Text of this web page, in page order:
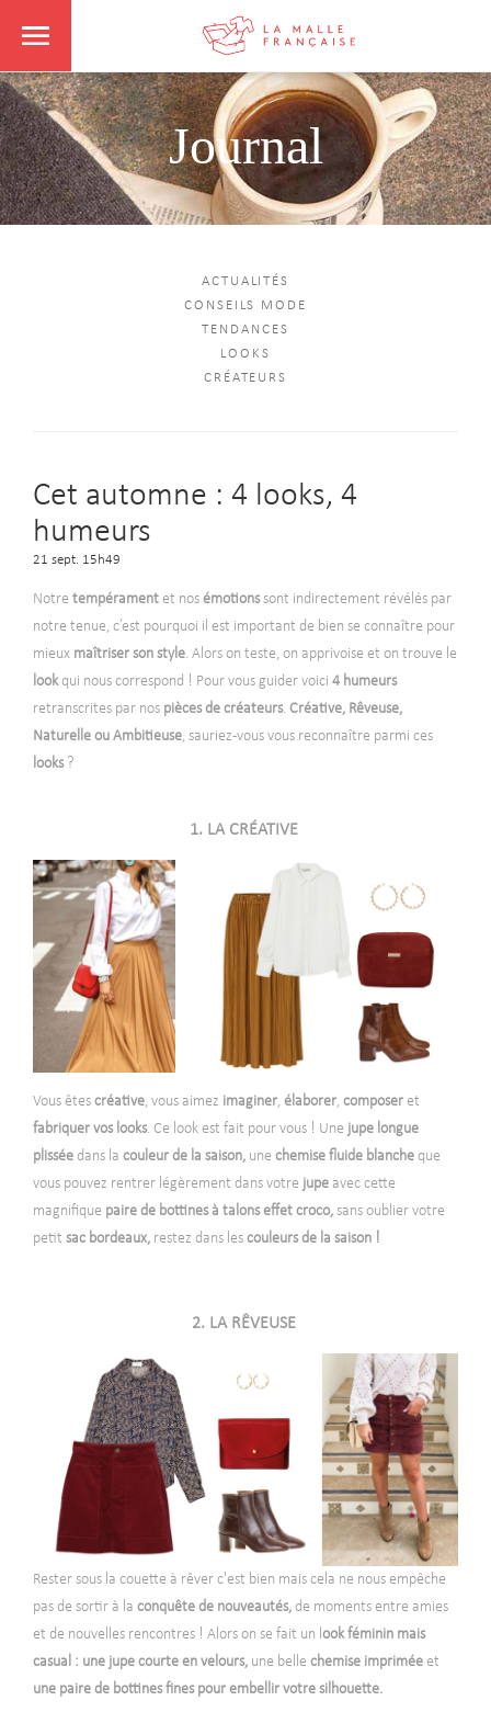
Journal
ACTUALITÉS
CONSEILS MODE
TENDANCES
LOOKS
CRÉATEURS
Cet automne : 4 looks, 4
humeurs
21 sept. 15h49
Notre tempérament et nos émotionssont indirectement révélés par
notre tenue, c’est pourquoi il est important de bien se connaître pour
mieux maîtriser son style. Alors on teste, on apprivoise et on trouve le
lookqui nous correspond ! Pour vous guider voici 4 humeurs
retranscrites par nos pièces de créateurs. Créative, Rêveuse,
Naturelle ou Ambitieuse, sauriez-vous vous reconnaître parmi ces
looks?
1. LA CRÉATIVE
Vous êtes créative, vous aimez imaginer, élaborer, composer et
fabriquer vos looks. Ce look est fait pour vous ! Une jupe longue
plissée dans la couleur de la saison, une chemise fluide blanche que
vous pouvez rentrer légèrement dans votre jupe avec cette
magnifique paire de bottines à talons effet croco, sans oublier votre
petit sac bordeaux, restez dans les couleurs de la saison !
2. LA RÊVEUSE
Rester sous la couette à rêver c'est bien mais cela ne nous empêche
pas de sortir à la conquête de nouveautés, de moments entre amies
et de nouvelles rencontres ! Alors on se fait un look féminin mais
casual : une jupe courte en velours, une belle chemise imprimée et
une paire de bottines fines pour embellir votre silhouette.